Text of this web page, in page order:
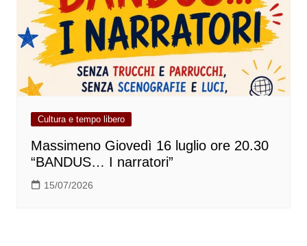
Cultura e tempo libero
Massimeno Giovedì 16 luglio ore 20.30
“BANDUS… I narratori”
15/07/2026